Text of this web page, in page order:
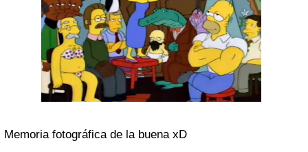
Memoria fotográfica de la buena xD